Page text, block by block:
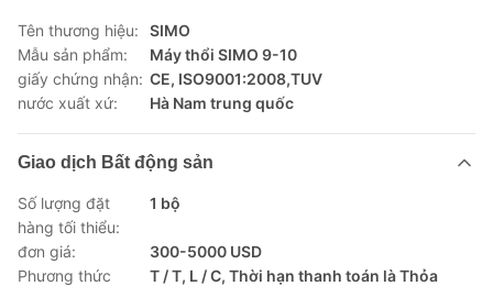
Tên thương hiệu:
SIMO
Mẫu sản phẩm:
Máy thổi SIMO 9-10
giấy chứng nhận: CE, ISO9001:2008,TUV
nước xuất xứ:
Hà Nam trung quốc
Giao dịch Bất động sản
Số lượng đặt
hàng tối thiểu:
1 bộ
đơn giá:
300-5000 USD
Phương thức
T / T, L / C, Thời hạn thanh toán là Thỏa